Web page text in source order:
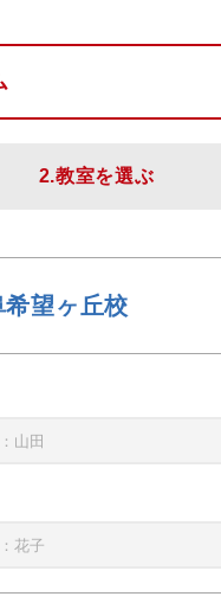
2.教室を選ぶ
希望ヶ丘校